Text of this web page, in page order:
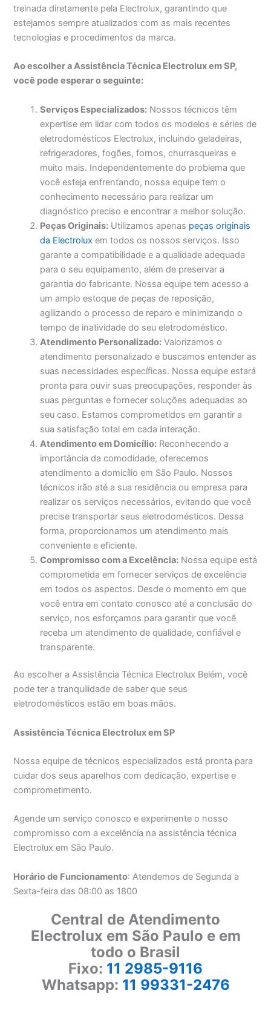
treinada diretamente pela Electrolux, garantindo que
estejamos sempre atualizados com as mais recentes
tecnologias e procedimentos da marca.
Ao escolher a Assistência Técnica Electrolux em SP,
você pode esperar o seguinte:
Serviços Especializados: Nossos técnicos têm
expertise em lidar com todos os modelos e séries de
eletrodomésticos Electrolux, incluindo geladeiras,
refrigeradores, fogões, fornos, churrasqueiras e
muito mais. Independentemente do problema que
você esteja enfrentando, nossa equipe tem o
conhecimento necessário para realizar um
diagnóstico preciso e encontrar a melhor solução.
Peças Originais: Utilizamos apenas peças originais
da Electrolux em todos os nossos serviços. Isso
garante a compatibilidade e a qualidade adequada
para o seu equipamento, além de preservar a
garantia do fabricante. Nossa equipe tem acesso a
um amplo estoque de peças de reposição,
agilizando o processo de reparo e minimizando o
tempo de inatividade do seu eletrodoméstico.
Atendimento Personalizado: Valorizamos o
atendimento personalizado e buscamos entender as
suas necessidades específicas. Nossa equipe estará
pronta para ouvir suas preocupações, responder às
suas perguntas e fornecer soluções adequadas ao
seu caso. Estamos comprometidos em garantir a
sua satisfação total em cada interação.
Atendimento em Domicílio: Reconhecendo a
importância da comodidade, oferecemos
atendimento a domicílio em São Paulo. Nossos
técnicos irão até a sua residência ou empresa para
realizar os serviços necessários, evitando que você
precise transportar seus eletrodomésticos. Dessa
forma, proporcionamos um atendimento mais
conveniente e eficiente.
Compromisso com a Excelência: Nossa equipe está
comprometida em fornecer serviços de excelência
em todos os aspectos. Desde o momento em que
você entra em contato conosco até a conclusão do
serviço, nos esforçamos para garantir que você
receba um atendimento de qualidade, confiável e
transparente.
Ao escolher a Assistência Técnica Electrolux Belém, você
pode ter a tranquilidade de saber que seus
eletrodomésticos estão em boas mãos.
Assistência Técnica Electrolux em SP
Nossa equipe de técnicos especializados está pronta para
cuidar dos seus aparelhos com dedicação, expertise e
comprometimento.
Agende um serviço conosco e experimente o nosso
compromisso com a excelência na assistência técnica
Electrolux em São Paulo.
Horário de Funcionamento: Atendemos de Segunda a
Sexta-feira das 08:00 as 1800
Central de Atendimento
Electrolux em São Paulo e em
todo o Brasil
Fixo: 11 2985-9116
Whatsapp: 11 99331-2476